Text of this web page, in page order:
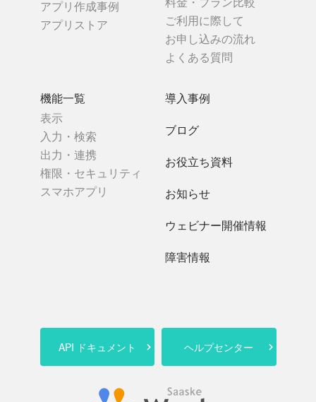
アプリ作成事例
アプリストア
機能一覧
表示
入力・検索
出力・連携
権限・セキュリティ
スマホアプリ
ご利用に際して
お申し込みの流れ
よくある質問
導入事例
ブログ
お役立ち資料
お知らせ
ウェビナー開催情報
障害情報
API ドキュメント ヘルプセンター